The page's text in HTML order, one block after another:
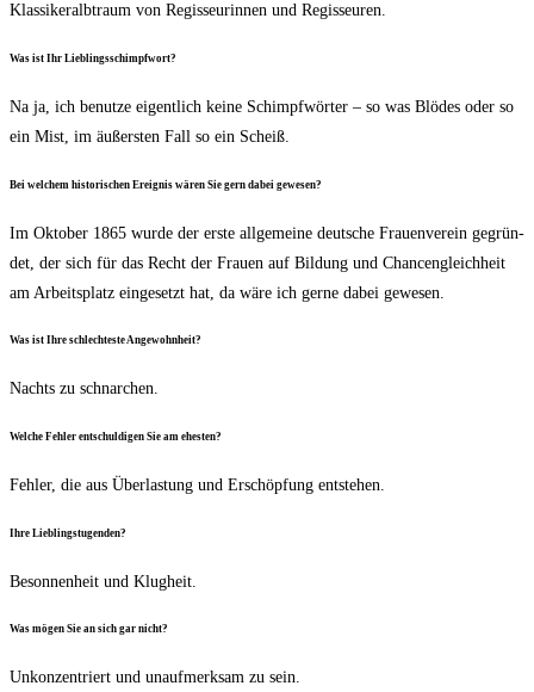
Klas­si­keral­btraum von Regis­seu­rin­nen und Regisseuren.
Was ist Ihr Lieblingsschimpfwort?
Na ja, ich benut­ze eigent­lich kei­ne Schimpf­wör­ter – so was Blö­des oder so
ein Mist, im äußers­ten Fall so ein Scheiß.
Bei wel­chem his­to­ri­schen Ereig­nis wären Sie gern dabei gewesen?
Im Okto­ber 1865 wur­de der ers­te all­ge­mei­ne deut­sche Frau­en­ver­ein gegrün­
det, der sich für das Recht der Frau­en auf Bil­dung und Chan­cen­gleich­heit
am Arbeits­platz ein­ge­setzt hat, da wäre ich ger­ne dabei gewesen.
Was ist Ihre schlech­tes­te Angewohnheit?
Nachts zu schnarchen.
Wel­che Feh­ler ent­schul­di­gen Sie am ehesten?
Feh­ler, die aus Über­las­tung und Erschöp­fung entstehen.
Ihre Lieb­lings­tu­gen­den?
Beson­nen­heit und Klugheit.
Was mögen Sie an sich gar nicht?
Unkon­zen­triert und unauf­merk­sam zu sein.